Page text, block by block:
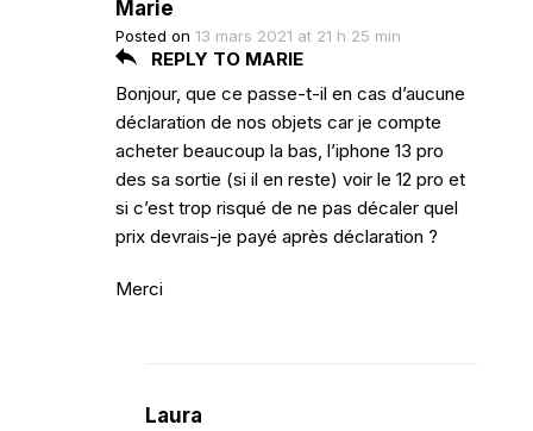
Marie
Posted on 13 mars 2021 at 21 h 25 min
REPLY TO MARIE
Bonjour, que ce passe-t-il en cas d’aucune
déclaration de nos objets car je compte
acheter beaucoup la bas, l’iphone 13 pro
des sa sortie (si il en reste) voir le 12 pro et
si c’est trop risqué de ne pas décaler quel
prix devrais-je payé après déclaration ?
Merci
Laura